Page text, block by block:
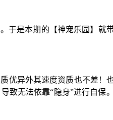
于是本期的【神宠乐园】
优异外其速度资质也不差！
无法依靠“隐身”进行自保